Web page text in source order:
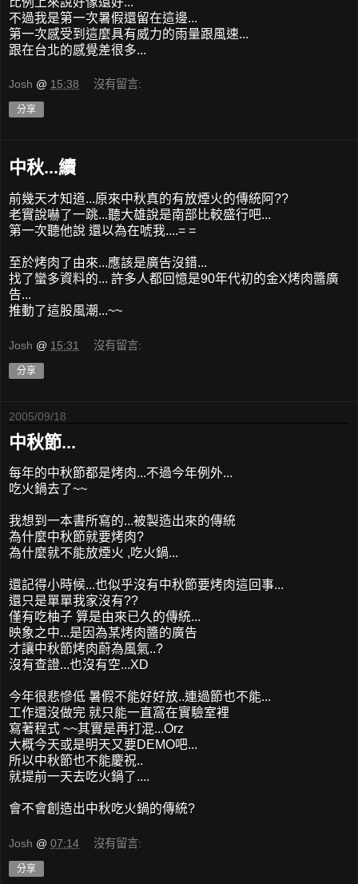
不過我是第一次暑假還留在這邊...
第一次感受到這麼具有威力的雨量跟風速...
跟在台北的感覺差很多...
Josh @ 15:38 沒有留言:
分享
中秋...續
前幾天才知道...原來中秋真的有放煙火的傳統阿??
老實說嚇了一跳...聽大雄說是南部比較盛行吧...
第一次聽他說 還以為在唬我....= =
至於烤肉了由來...應該是廣告沒錯...
找了蠻多資料的... 許多人都回憶是90年代初的金X烤肉醬廣
告...
推動了這股風潮...~~
Josh @ 15:31 沒有留言:
分享
2005/09/18
中秋節...
每年的中秋節都是烤肉...不過今年例外...
吃火鍋去了~~
我想到一本書所寫的...被製造出來的傳統
為什麼中秋節就要烤肉?
為什麼就不能放煙火 ,吃火鍋...
還記得小時候...也似乎沒有中秋節要烤肉這回事...
還只是單單我家沒有??
僅有吃柚子 算是由來已久的傳統...
映象之中...是因為某烤肉醬的廣告
才讓中秋節烤肉蔚為風氣..?
沒有查證...也沒有空...XD
今年很悲慘低 暑假不能好好放..連過節也不能...
工作還沒做完 就只能一直窩在實驗室裡
寫著程式 ~~其實是再打混...Orz
大概今天或是明天又要DEMO吧...
所以中秋節也不能慶祝..
就提前一天去吃火鍋了....
會不會創造出中秋吃火鍋的傳統?
Josh @ 07:14 沒有留言:
分享